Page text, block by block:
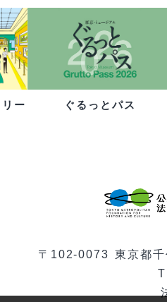
ー
ぐるっとパス
〒102-0073 東京都